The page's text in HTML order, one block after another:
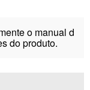
o manual d
do produto.